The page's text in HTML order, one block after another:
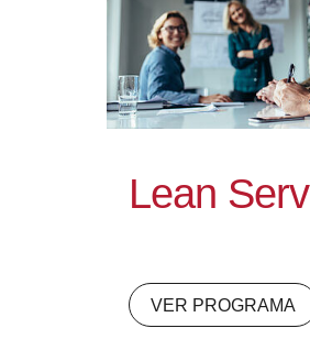
Lean
VER PROGRAMA